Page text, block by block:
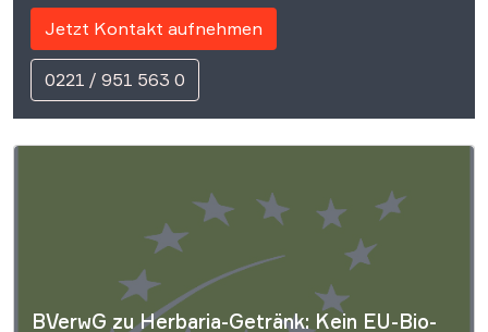
Jetzt Kontakt aufnehmen
0221 / 951 563 0
BVerwG zu Herbaria-Getränk: Kein EU-Bio-